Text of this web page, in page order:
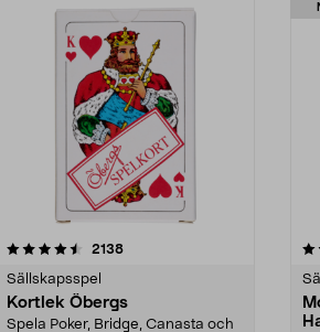
2138recensioner
Sällskapsspel
Kortlek Öbergs
Spela Poker, Bridge, Canasta och
5.0 av 5 stjärnor